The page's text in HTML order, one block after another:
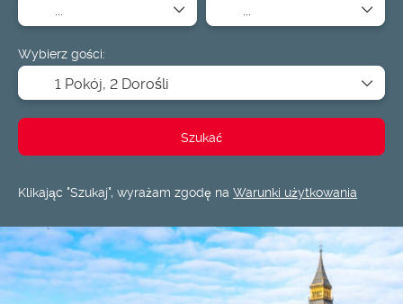
Wybierz gości:
1 Pokój, 2 Dorośli
Szukać
Klikając "Szukaj", wyrażam zgodę na Warunki użytkowania